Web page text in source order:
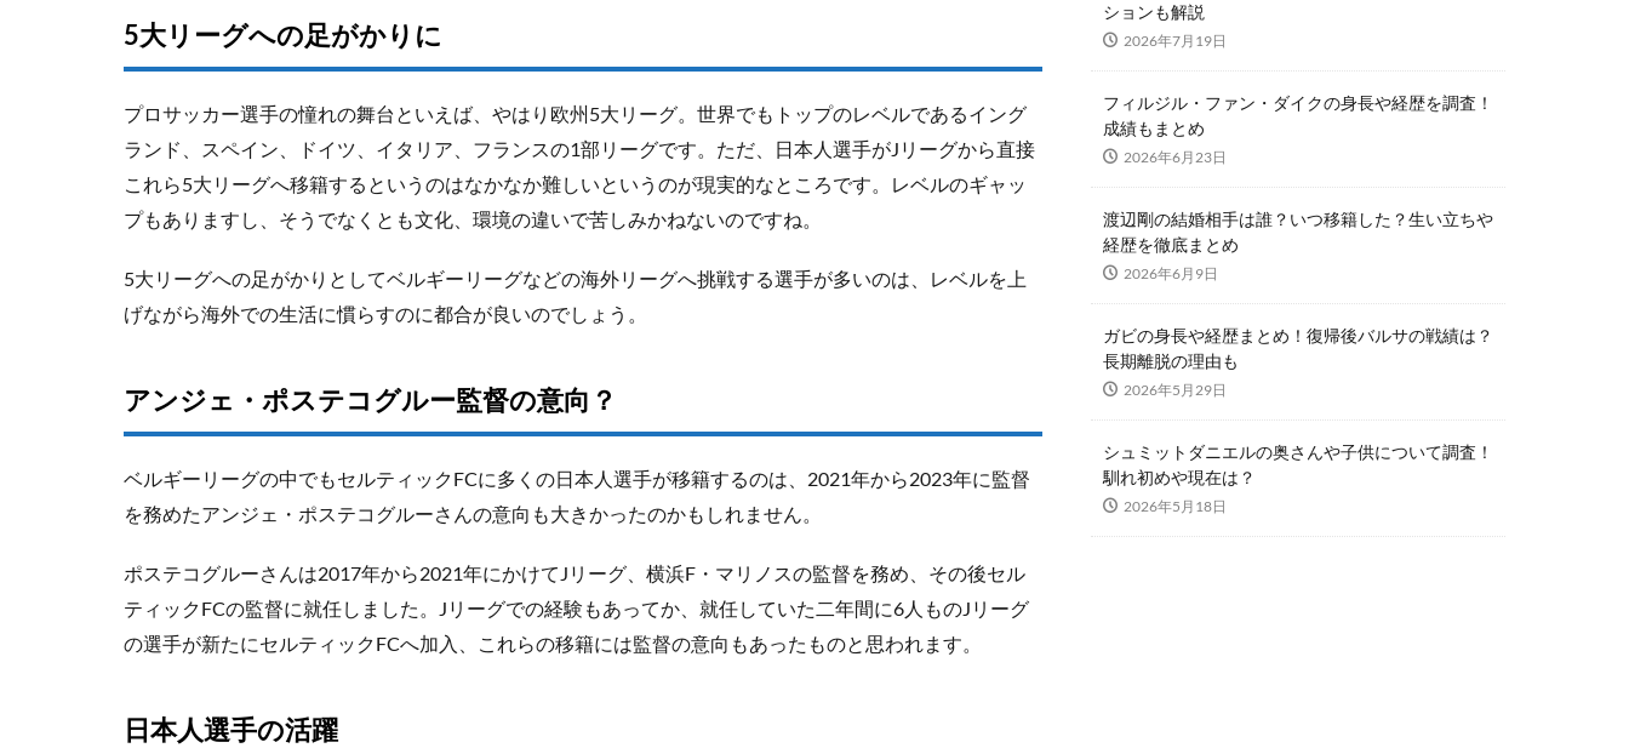
5大リーグへの足がかりに
プロサッカー選手の憧れの舞台といえば、やはり欧州5大リーグ。世界でもトップのレベルであるイング
ランド、スペイン、ドイツ、イタリア、フランスの1部リーグです。ただ、日本人選手がJリーグから直接
これら5大リーグへ移籍するというのはなかなか難しいというのが現実的なところです。レベルのギャッ
プもありますし、そうでなくとも文化、環境の違いで苦しみかねないのですね。
5大リーグへの足がかりとしてベルギーリーグなどの海外リーグへ挑戦する選手が多いのは、レベルを上
げながら海外での生活に慣らすのに都合が良いのでしょう。
アンジェ・ポステコグルー監督の意向？
ベルギーリーグの中でもセルティックFCに多くの日本人選手が移籍するのは、2021年から2023年に監督
を務めたアンジェ・ポステコグルーさんの意向も大きかったのかもしれません。
ポステコグルーさんは2017年から2021年にかけてJリーグ、横浜F・マリノスの監督を務め、その後セル
ティックFCの監督に就任しました。Jリーグでの経験もあってか、就任していた二年間に6人ものJリーグ
の選手が新たにセルティックFCへ加入、これらの移籍には監督の意向もあったものと思われます。
日本人選手の活躍
ションも解説
2026年7月19日
フィルジル・ファン・ダイクの身長や経歴を調査！
成績もまとめ
2026年6月23日
渡辺剛の結婚相手は誰？いつ移籍した？生い立ちや
経歴を徹底まとめ
2026年6月9日
ガビの身長や経歴まとめ！復帰後バルサの戦績は？
長期離脱の理由も
2026年5月29日
シュミットダニエルの奥さんや子供について調査！
馴れ初めや現在は？
2026年5月18日